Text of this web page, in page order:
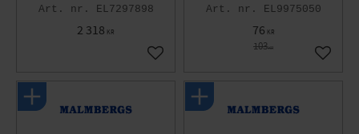
EL7297898
2 318 KR
Gem som favorit
EL9975050
76 KR
103KR
Gem